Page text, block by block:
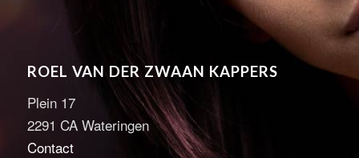
ROEL VAN DER ZWAAN KAPPERS
Plein 17
2291 CA Wateringen
Contact